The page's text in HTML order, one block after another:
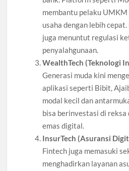
membantu pelaku
usaha dengan lebih
juga menuntut regulasi
penyalahgunaan.
WealthTech (Teknologi
Generasi muda kini
aplikasi seperti Bibit,
modal kecil dan
bisa berinvestasi di reksa
emas digital.
InsurTech (Asuransi
Fintech juga memasuki
menghadirkan layanan